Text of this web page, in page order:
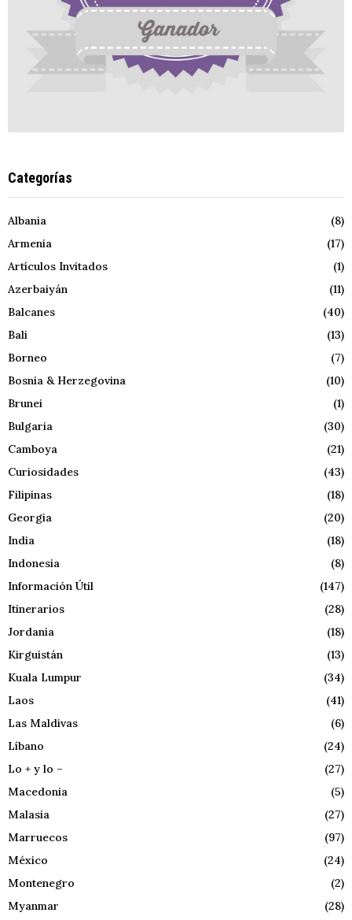
Categorías
Albania
(8)
Armenia
(17)
Artículos Invitados
(1)
Azerbaiyán
(11)
Balcanes
(40)
Bali
(13)
Borneo
(7)
Bosnia & Herzegovina
(10)
Brunei
(1)
Bulgaria
(30)
Camboya
(21)
Curiosidades
(43)
Filipinas
(18)
Georgia
(20)
India
(18)
Indonesia
(8)
Información Útil
(147)
Itinerarios
(28)
Jordania
(18)
Kirguistán
(13)
Kuala Lumpur
(34)
Laos
(41)
Las Maldivas
(6)
Líbano
(24)
Lo + y lo –
(27)
Macedonia
(5)
Malasia
(27)
Marruecos
(97)
México
(24)
Montenegro
(2)
Myanmar
(28)